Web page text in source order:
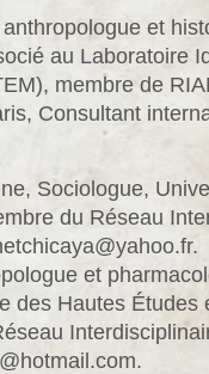
et
au Laboratoire
membre de
Consultant
Sociologue,
du Réseau
et
des Hautes